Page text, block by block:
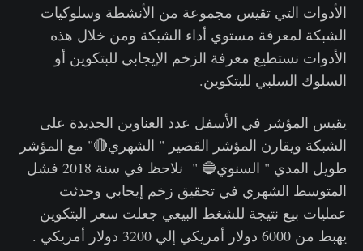
الأدوات التي تقيس مجموعة من الأنشطة وسلوكيات
الشبكة لمعرفة مستوي أداء الشبكة ومن خلال هذه
الأدوات نستطيع معرفة الزخم الإيجابي للبتكوين أو
السلوك السلبي للبتكوين.
يقيس المؤشر في الأسفل عدد العناوين الجديدة على
الشبكة ويقارن المؤشر القصير " الشهري🔴" مع المؤشر
طويل المدي " السنوي🔵 " نلاحظ في سنة 2018 فشل
المتوسط الشهري في تحقيق زخم إيجابي وحدثت
عمليات بيع نتيجة للشغط البيعي جعلت سعر البتكوين
يهبط من 6000 دولار أمريكي إلي 3200 دولار أمريكي .